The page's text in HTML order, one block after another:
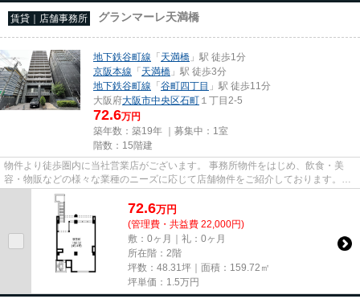
賃貸｜店舗事務所 グランマーレ天満橋
地下鉄谷町線 「天満橋 」駅 徒歩1分
京阪本線 「天満橋 」駅 徒歩3分
地下鉄谷町線 「谷町四丁目 」駅 徒歩11分
大阪府大阪市中央区石町 １丁目2-5
72.6万円
築年数：築19年 ｜募集中： 1室
階数：15階建
物件より徒歩圏内に当社営業店がございます。 事務所物件をはじめ、飲食・美
容・物販などの様々な業種のニーズに応じて店舗物件をご紹介しております。
尚、弊社ではおとり広告は一切...
72.6万円
(管理費・共益費 22,000円)
敷：0ヶ月｜礼：0ヶ月
所在階：2階
坪数：48.31坪｜面積：159.72㎡
坪単価： 1.5万円